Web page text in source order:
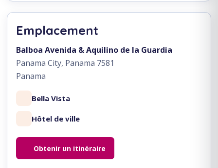
Emplacement
Balboa Avenida & Aquilino de la Guardia
Panama City, Panama 7581
Panama
Bella Vista
Hôtel de ville
Obtenir un itinéraire